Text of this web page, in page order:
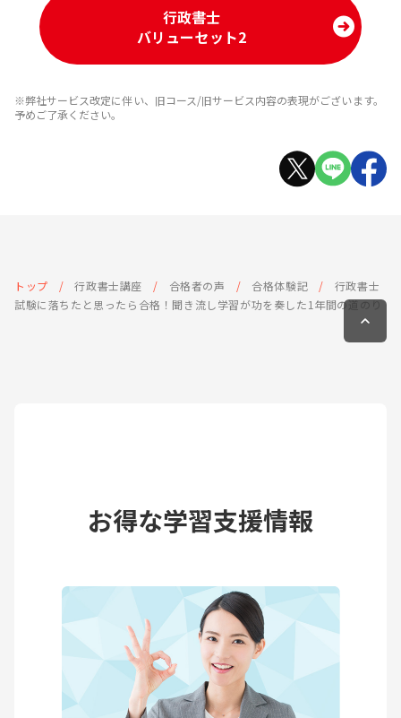
行政書士
バリューセット2
※弊社サービス改定に伴い、旧コース/旧サービス内容の表現がございます。
予めご了承ください。
トップ 行政書士講座 合格者の声 合格体験記
行政書士
試験に落ちたと思ったら合格！聞き流し学習が功を奏した1年間の道のり
お得な学習支援情報